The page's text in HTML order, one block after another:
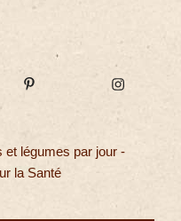
et légumes par jour -
la Santé